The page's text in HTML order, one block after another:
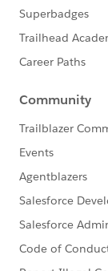
このグルー
http://
statements/
https://
m-agreement
※こちらでの
合はケース起